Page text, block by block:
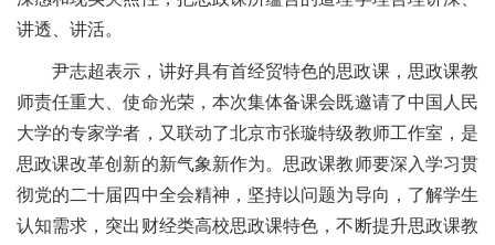
讲透、讲活。
尹志超表示，讲好具有首经贸特色的思政课，思政课教
师责任重大、使命光荣，本次集体备课会既邀请了中国人民
大学的专家学者，又联动了北京市张璇特级教师工作室，是
思政课改革创新的新气象新作为。思政课教师要深入学习贯
彻党的二十届四中全会精神，坚持以问题为导向，了解学生
认知需求，突出财经类高校思政课特色，不断提升思政课教